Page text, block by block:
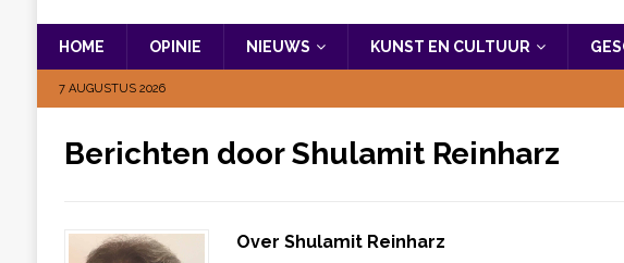
HOME OPINIE NIEUWS KUNST EN CULTUUR
7 AUGUSTUS 2026
Berichten doorShulamit Reinharz
Over Shulamit Reinharz